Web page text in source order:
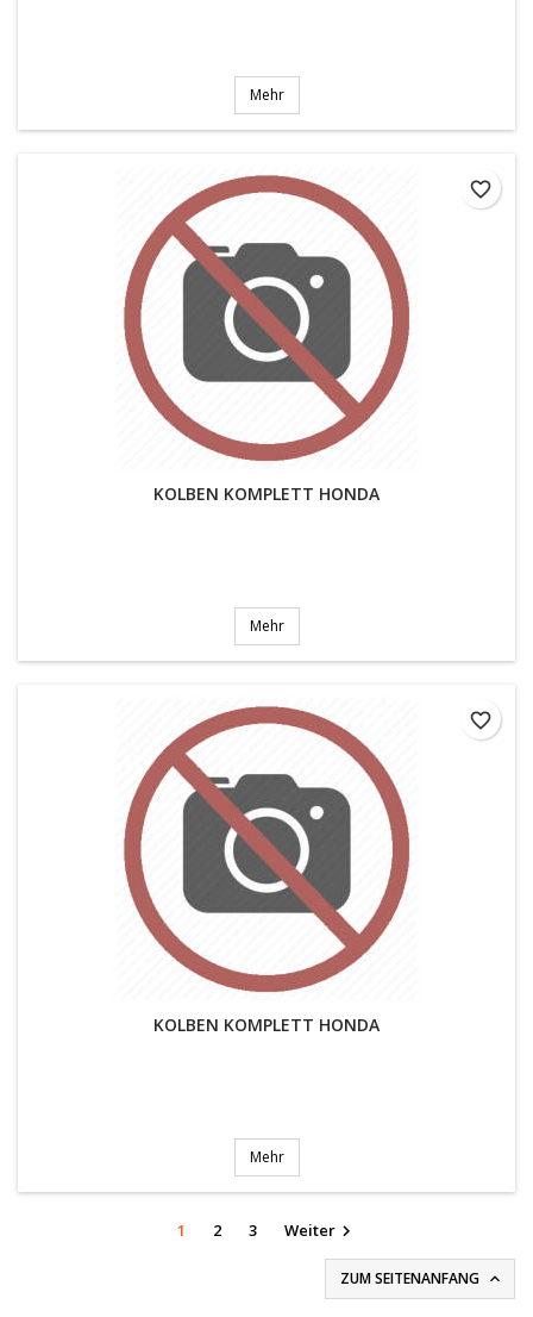
Mehr
KOLBEN KOMPLETT HONDA
Mehr
favorite_border
KOLBEN KOMPLETT HONDA
Mehr
favorite_border
1 2 3 Weiter
ZUM SEITENANFANG 